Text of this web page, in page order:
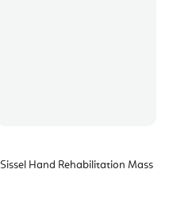
Sissel Hand Rehabilitation Mass